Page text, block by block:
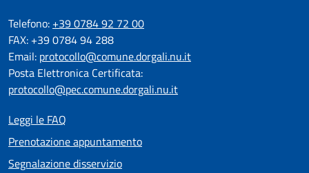
Telefono: +39 0784 92 72 00
FAX: +39 0784 94 288
Email: protocollo@comune.dorgali.nu.it
Posta Elettronica Certificata:
protocollo@pec.comune.dorgali.nu.it
Leggi le FAQ
Prenotazione appuntamento
Segnalazione disservizio